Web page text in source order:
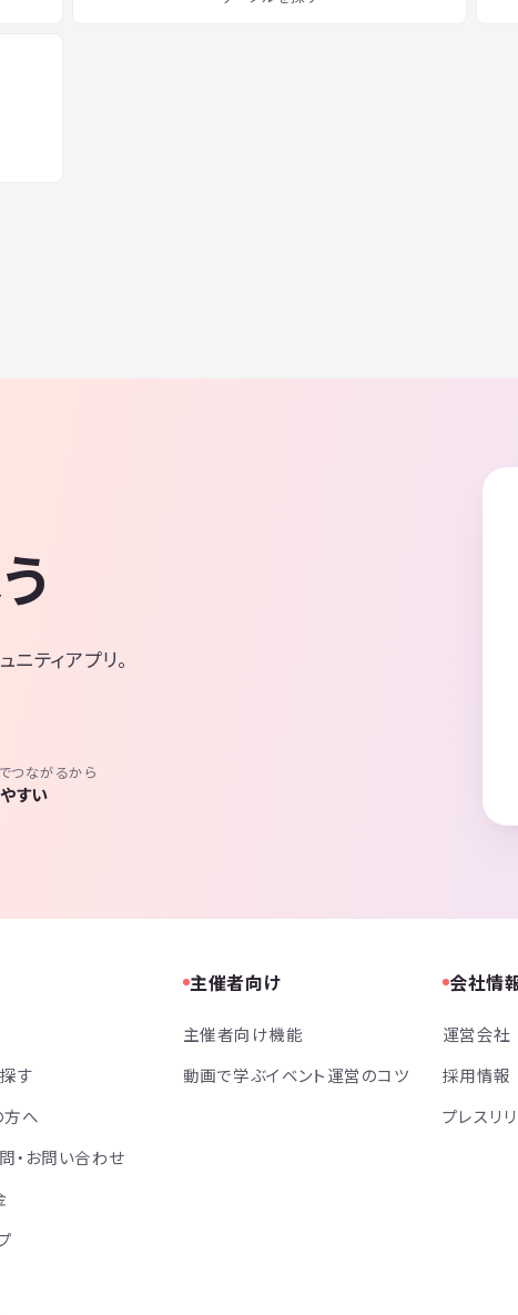
ティアプリ。
つながるから
すい
す
方へ
・お問い合わせ
主催者向け
主催者向け機能
動画で学ぶイベント運営のコツ
会社情
運営会社
採用情報
プレスリ